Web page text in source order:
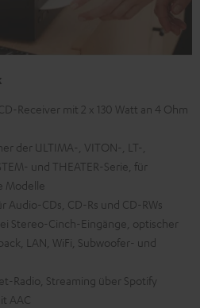
Receiver mit 2 x 130 Watt an 4 Ohm
der ULTIMA-, VITON-, LT-,
und THEATER-Serie, für
Modelle
Audio-CDs, CD-Rs und CD-RWs
Stereo-Cinch-Eingänge, optischer
LAN, WiFi, Subwoofer- und
Radio, Streaming über Spotify
AAC